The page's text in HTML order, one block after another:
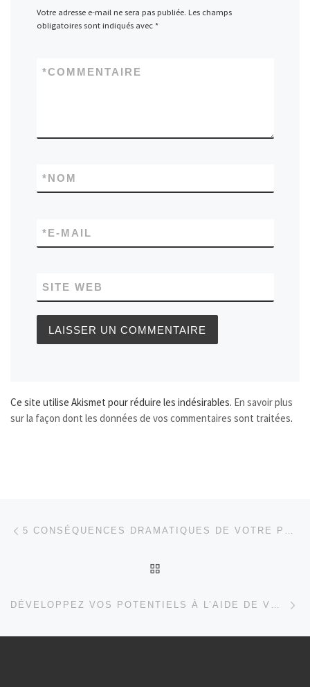
Votre adresse e-mail ne sera pas publiée. Les champs
obligatoires sont indiqués avec *
COMMENTAIRE
*
NOM
*
E-MAIL
*
SITE WEB
Ce site utilise Akismet pour réduire les indésirables. En savoir plus
sur la façon dont les données de vos commentaires sont traitées.
Parcourir les articles 5 CONSÉQUENCES DRAMATIQUES DE VOTRE PHOBIE SOCIALE DANS VOTRE VIE
DÉVELOPPEZ VOS POTENTIELS À L’AIDE DE VOTRE BIORYTHME…